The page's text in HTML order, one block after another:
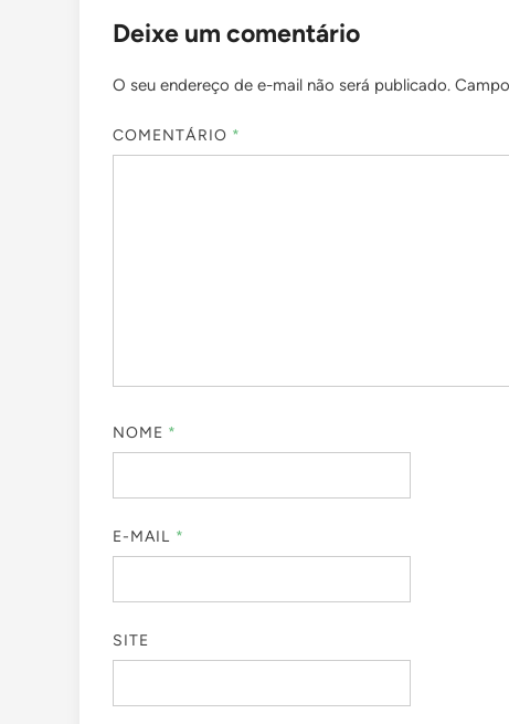
Deixe um comentário
O seu endereço de e-mail não será publicado.
COMENTÁRIO *
NOME *
E-MAIL *
SITE